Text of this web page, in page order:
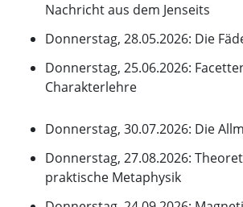
Nachricht aus dem Jenseits
Donnerstag, 28.05.2026: Die
Donnerstag, 25.06.2026:
Charakterlehre
Donnerstag, 30.07.2026: Die
Donnerstag, 27.08.2026:
praktische Metaphysik